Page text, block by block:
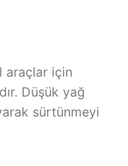
araçlar için
Düşük yağ
sürtünmeyi